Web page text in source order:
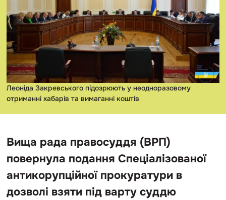
Леоніда Закревського підозрюють у неодноразовому
отриманні хабарів та вимаганні коштів
Вища рада правосуддя (ВРП)
повернула подання Спеціалізованої
антикорупційної прокуратури в
дозволі взяти під варту суддю